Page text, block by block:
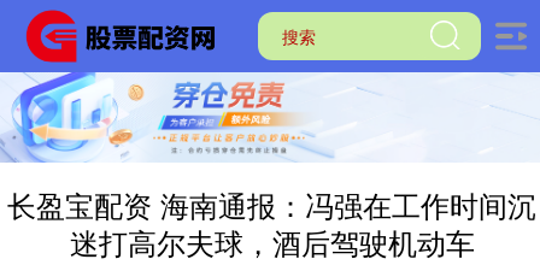
长盈宝配资 海南通报：冯强在工作时间沉
迷打高尔夫球，酒后驾驶机动车